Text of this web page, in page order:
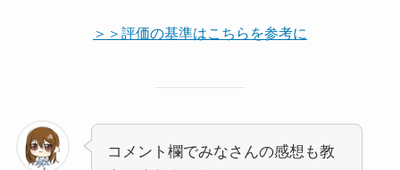
＞＞評価の基準はこちらを参考に
コメント欄でみなさんの感想も教